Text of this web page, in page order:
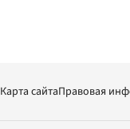
Карта сайтаПравовая